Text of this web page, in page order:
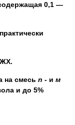
0,1 —
на смесь n - и м
и до 5%